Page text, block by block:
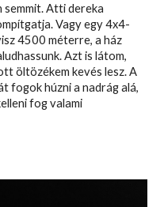
semmit. Atti dereka
Vagy egy 4x4-
4500 méterre, a ház
Azt is látom,
öltözékem kevés lesz. A
húzni a nadrág alá,
fog valami